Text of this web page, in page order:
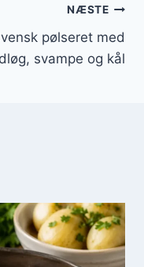
NÆSTE
pølseret med
svampe og kål